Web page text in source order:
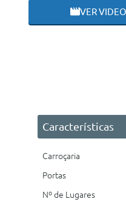
VER VIDEO
Características
Carroçaria
Portas
Nº de Lugares